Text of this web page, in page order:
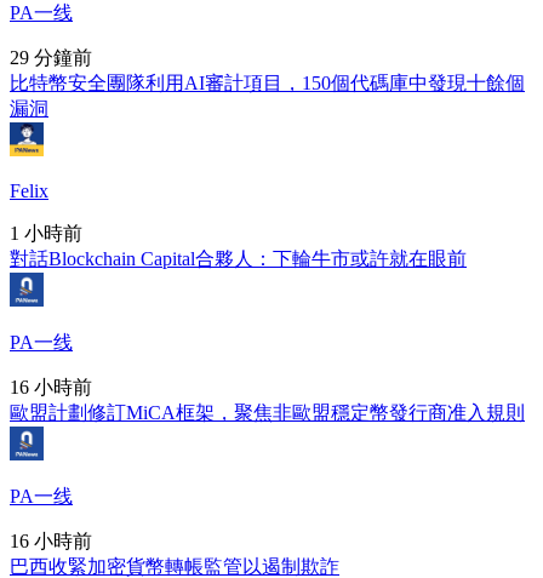
PA一线
29 分鐘前
比特幣安全團隊利用AI審計項目，150個代碼庫中發現十餘個
漏洞
Felix
1 小時前
對話Blockchain Capital合夥人：下輪牛市或許就在眼前
PA一线
16 小時前
歐盟計劃修訂MiCA框架，聚焦非歐盟穩定幣發行商准入規則
PA一线
16 小時前
巴西收緊加密貨幣轉帳監管以遏制欺詐